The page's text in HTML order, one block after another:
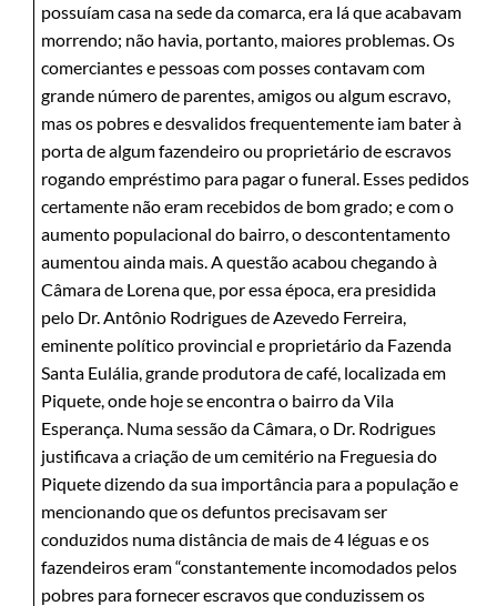
possuíam casa na sede da comarca, era lá que acabavam
morrendo; não havia, portanto, maiores problemas. Os
comerciantes e pessoas com posses contavam com
grande número de parentes, amigos ou algum escravo,
mas os pobres e desvalidos frequentemente iam bater à
porta de algum fazendeiro ou proprietário de escravos
rogando empréstimo para pagar o funeral. Esses pedidos
certamente não eram recebidos de bom grado; e com o
aumento populacional do bairro, o descontentamento
aumentou ainda mais. A questão acabou chegando à
Câmara de Lorena que, por essa época, era presidida
pelo Dr. Antônio Rodrigues de Azevedo Ferreira,
eminente político provincial e proprietário da Fazenda
Santa Eulália, grande produtora de café, localizada em
Piquete, onde hoje se encontra o bairro da Vila
Esperança. Numa sessão da Câmara, o Dr. Rodrigues
justificava a criação de um cemitério na Freguesia do
Piquete dizendo da sua importância para a população e
mencionando que os defuntos precisavam ser
conduzidos numa distância de mais de 4 léguas e os
fazendeiros eram “constantemente incomodados pelos
pobres para fornecer escravos que conduzissem os